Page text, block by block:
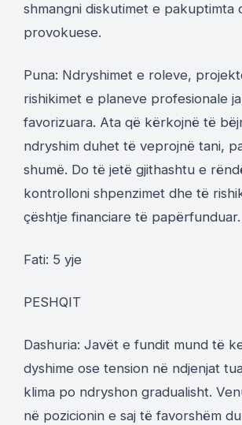
shmangni diskutimet e pakuptimta
provokuese.
Puna: Ndryshimet e roleve,
rishikimet e planeve profesionale
favorizuara. Ata që kërkojnë të
ndryshim duhet të veprojnë tani,
shumë. Do të jetë gjithashtu e
kontrolloni shpenzimet dhe të
çështje financiare të papërfunduar.
Fati: 5 yje
PESHQIT
Dashuria: Javët e fundit mund të
dyshime ose tension në ndjenjat
klima po ndryshon gradualisht.
në pozicionin e saj të favorshëm